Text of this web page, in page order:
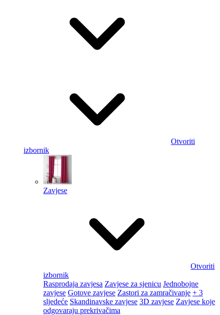
Otvoriti
izbornik
Zavjese
Otvoriti
izbornik
Rasprodaja zavjesa Zavjese za sjenicu Jednobojne
zavjese Gotove zavjese Zastori za zamračivanje + 3
sljedeće Skandinavske zavjese 3D zavjese Zavjese koje
odgovaraju prekrivačima